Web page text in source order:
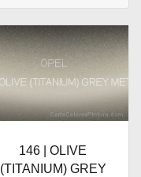
146 | OLIVE
(TITANIUM) GREY